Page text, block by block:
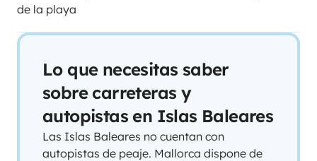
de la playa
Lo que necesitas saber
sobre carreteras y
autopistas en Islas Baleares
Las Islas Baleares no cuentan con
autopistas de peaje. Mallorca dispone de